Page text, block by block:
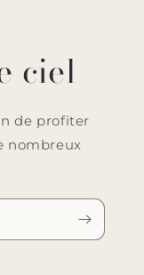
ciel
de profiter
nombreux